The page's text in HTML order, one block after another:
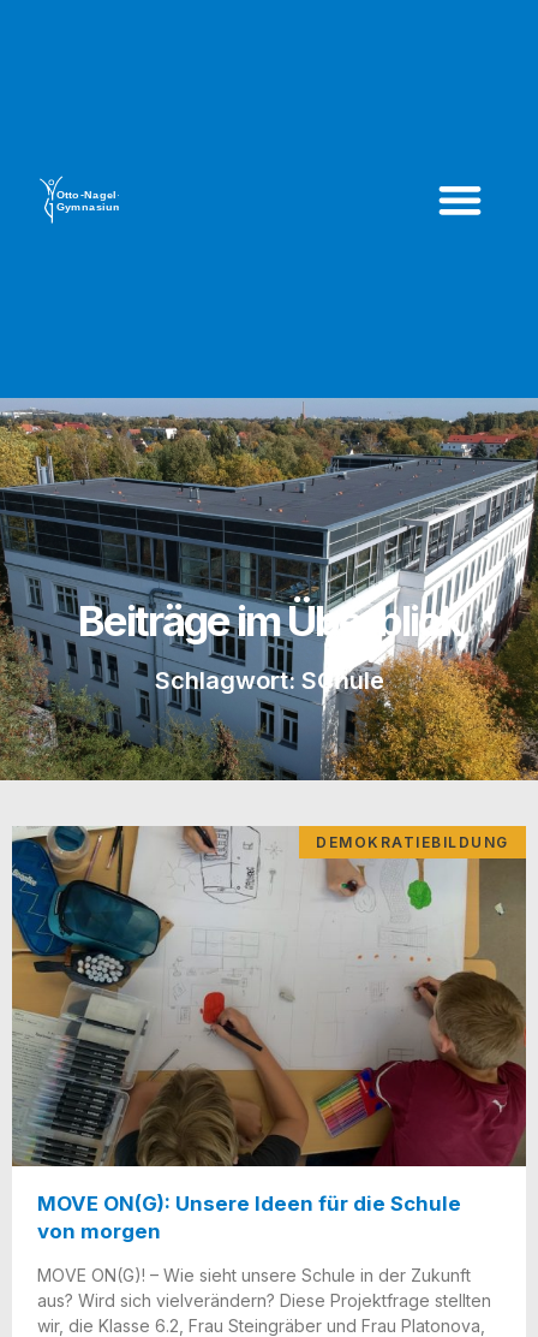
Beiträge im Überblick
Schlagwort: SChule
DEMOKRATIEBILDUNG
MOVE ON(G): Unsere Ideen für die Schule
von morgen
MOVE ON(G)! – Wie sieht unse­re Schu­le in der Zukunft
aus? Wird sich vielver­än­dern? Die­se Pro­jekt­fra­ge stell­ten
wir, die Klas­se 6.2, Frau Stein­grä­ber und Frau Platonova,